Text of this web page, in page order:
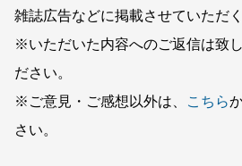
雑誌広告などに掲載させていただ
※いただいた内容へのご返信は致
ださい。
※ご意見・ご感想以外は、
こちら
さい。